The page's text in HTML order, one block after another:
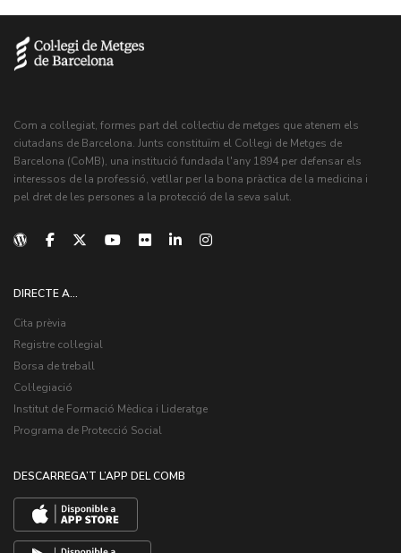
Com a col·legiat, formes part del col·lectiu de metges que atenem els
ciutadans de Barcelona. Junts constituïm el Col·legi de Metges de
Barcelona (CoMB), una institució fundada l'any 1894 per defensar els
interessos de la professió, vetllar per la bona pràctica de la medicina i
pel dret de les persones a la protecció de la seva salut.
DIRECTE A...
Cita prèvia
Registre col·legial
Borsa de treball
Col·legiació
Institut de Formació Mèdica i Lideratge
Programa de Protecció Social
DESCARREGA’T L’APP DEL COMB